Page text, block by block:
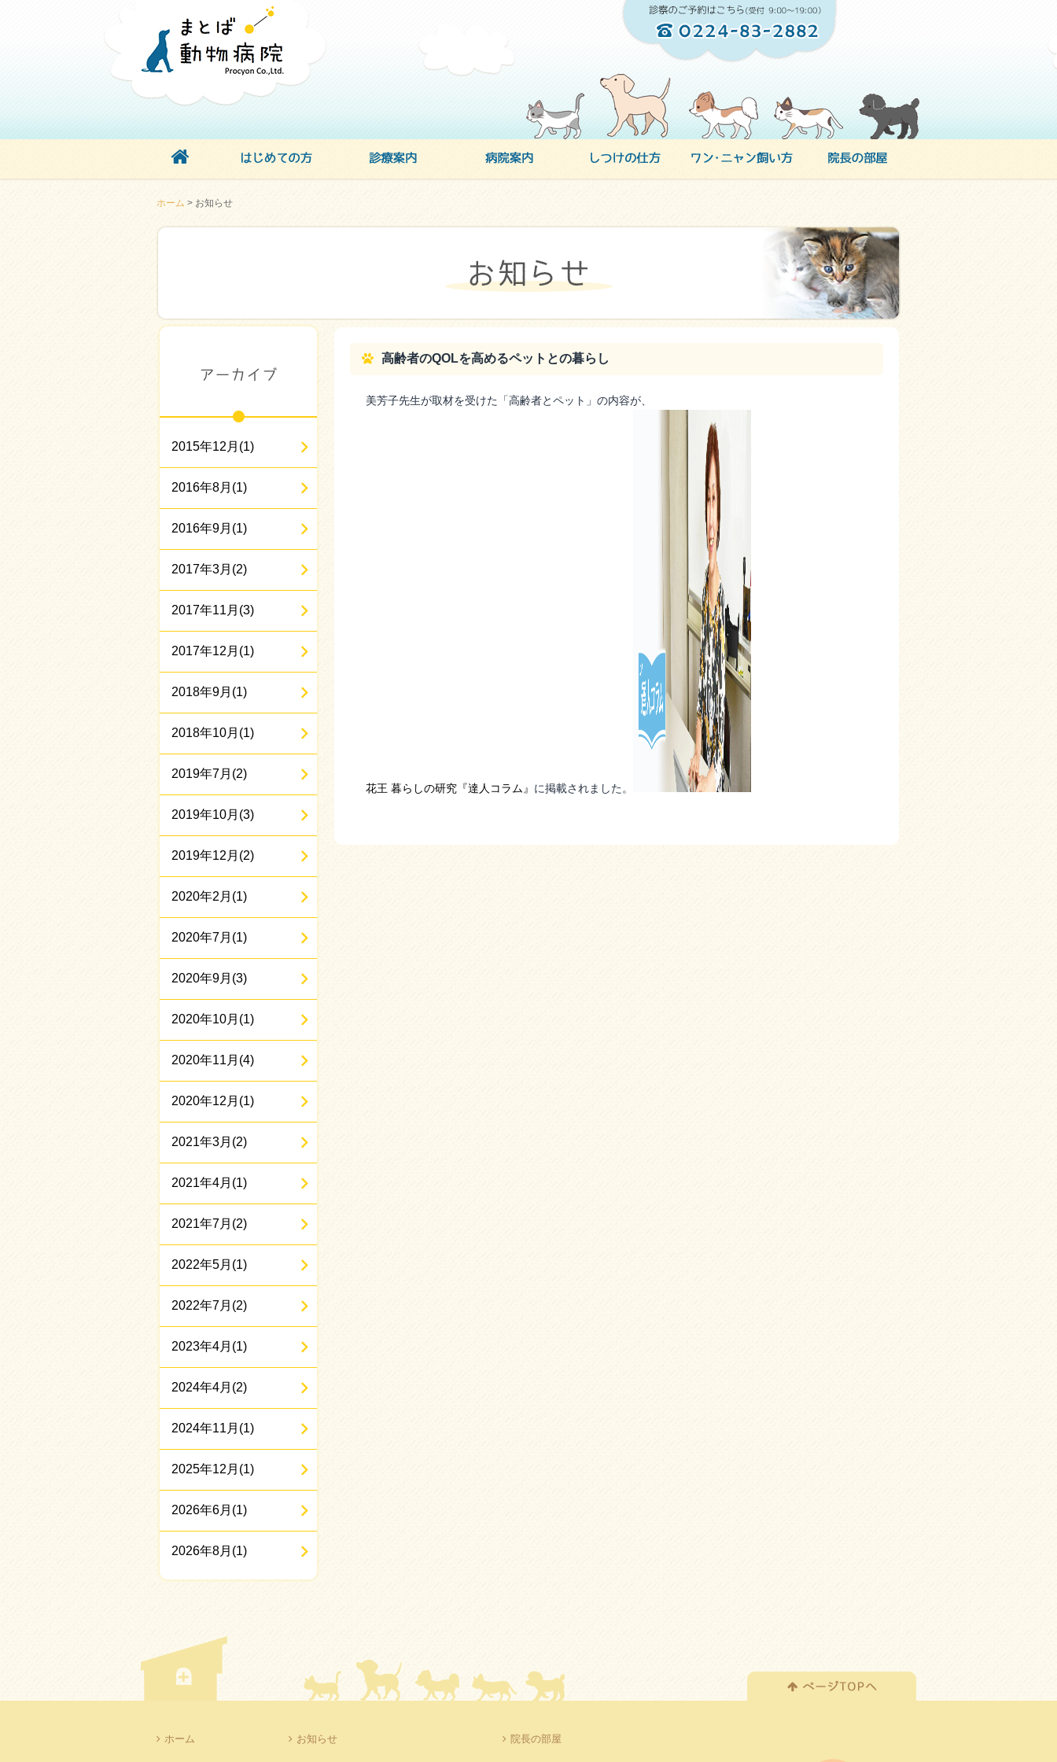
ホーム > お知らせ
2015年12月(1)
2016年8月(1)
2016年9月(1)
2017年3月(2)
2017年11月(3)
2017年12月(1)
2018年9月(1)
2018年10月(1)
2019年7月(2)
2019年10月(3)
2019年12月(2)
2020年2月(1)
2020年7月(1)
2020年9月(3)
2020年10月(1)
2020年11月(4)
2020年12月(1)
2021年3月(2)
2021年4月(1)
2021年7月(2)
2022年5月(1)
2022年7月(2)
2023年4月(1)
2024年4月(2)
2024年11月(1)
2025年12月(1)
2026年6月(1)
2026年8月(1)
高齢者のQOLを高めるペットとの暮らし
美芳子先生が取材を受けた「高齢者とペット」の内容が、
花王 暮らしの研究『達人コラム』 に掲載されました。
ホーム お知らせ 院長の部屋